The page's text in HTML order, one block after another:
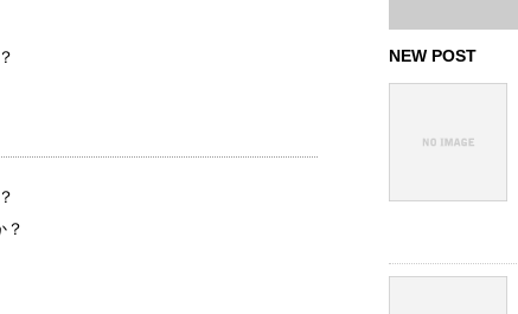
？
NEW POST